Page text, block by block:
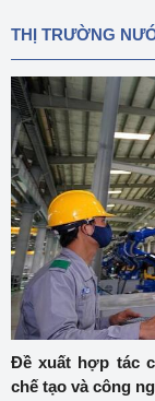
THỊ TRƯỜNG
Đề xuất hợp tác
chế tạo và công